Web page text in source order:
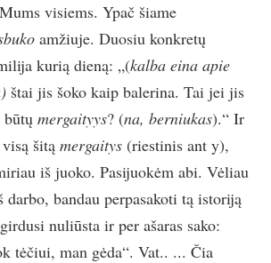
visiems. Ypač šiame
amžiuje. Duosiu konkretų
kurią dieną: „(kalba eina apie
štai jis šoko kaip balerina. Tai jei jis
būtųmergaityys? (na, berniukas).“ Ir
šitąmergaitys (riestinis ant y),
iš juoko. Pasijuokėm abi. Vėliau
bandau perpasakoti tą istoriją
nuliūsta ir per ašaras sako:
tėčiui, man gėda“. Vat.. ... Čia